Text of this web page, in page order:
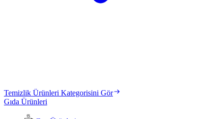
Temizlik Ürünleri Kategorisini Gör
Gıda Ürünleri